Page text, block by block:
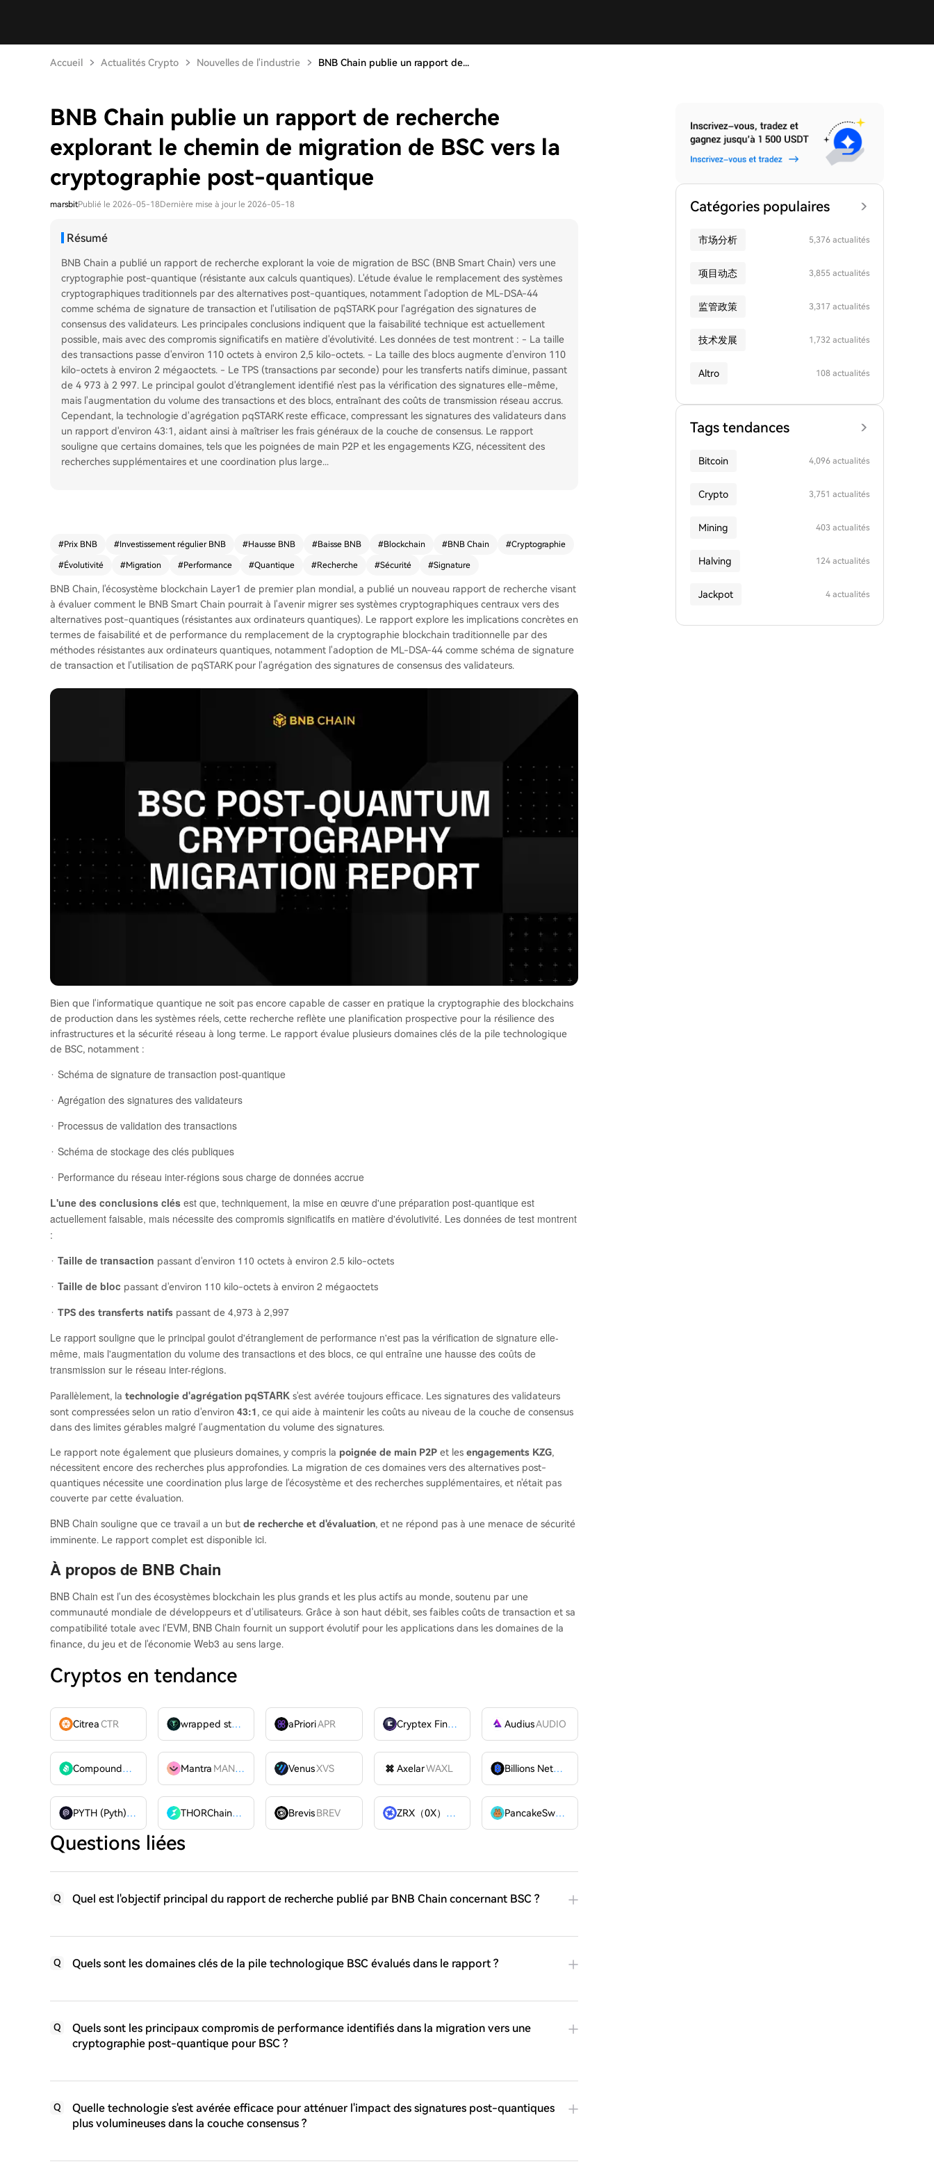
Accueil Actualités Crypto Nouvelles de l'industrie BNB Chain publie un rapport de...
BNB Chain publie un rapport de recherche
explorant le chemin de migration de BSC vers la
cryptographie post-quantique
marsbitPublié le 2026-05-18Dernière mise à jour le 2026-05-18
Résumé
BNB Chain a publié un rapport de recherche explorant la voie de migration de BSC (BNB Smart Chain) vers une
cryptographie post-quantique (résistante aux calculs quantiques). L'étude évalue le remplacement des systèmes
cryptographiques traditionnels par des alternatives post-quantiques, notamment l'adoption de ML-DSA-44
comme schéma de signature de transaction et l'utilisation de pqSTARK pour l'agrégation des signatures de
consensus des validateurs. Les principales conclusions indiquent que la faisabilité technique est actuellement
possible, mais avec des compromis significatifs en matière d'évolutivité. Les données de test montrent : - La taille
des transactions passe d'environ 110 octets à environ 2,5 kilo-octets. - La taille des blocs augmente d'environ 110
kilo-octets à environ 2 mégaoctets. - Le TPS (transactions par seconde) pour les transferts natifs diminue, passant
de 4 973 à 2 997. Le principal goulot d'étranglement identifié n'est pas la vérification des signatures elle-même,
mais l'augmentation du volume des transactions et des blocs, entraînant des coûts de transmission réseau accrus.
Cependant, la technologie d'agrégation pqSTARK reste efficace, compressant les signatures des validateurs dans
un rapport d'environ 43:1, aidant ainsi à maîtriser les frais généraux de la couche de consensus. Le rapport
souligne que certains domaines, tels que les poignées de main P2P et les engagements KZG, nécessitent des
recherches supplémentaires et une coordination plus large...
#Prix BNB #Investissement régulier BNB #Hausse BNB #Baisse BNB #Blockchain #BNB Chain #Cryptographie
#Évolutivité #Migration #Performance #Quantique #Recherche #Sécurité #Signature
BNB Chain, l'écosystème blockchain Layer1 de premier plan mondial, a publié un nouveau rapport de recherche visant
à évaluer comment le BNB Smart Chain pourrait à l'avenir migrer ses systèmes cryptographiques centraux vers des
alternatives post-quantiques (résistantes aux ordinateurs quantiques). Le rapport explore les implications concrètes en
termes de faisabilité et de performance du remplacement de la cryptographie blockchain traditionnelle par des
méthodes résistantes aux ordinateurs quantiques, notamment l'adoption de ML-DSA-44 comme schéma de signature
de transaction et l'utilisation de pqSTARK pour l'agrégation des signatures de consensus des validateurs.
Bien que l'informatique quantique ne soit pas encore capable de casser en pratique la cryptographie des blockchains
de production dans les systèmes réels, cette recherche reflète une planification prospective pour la résilience des
infrastructures et la sécurité réseau à long terme. Le rapport évalue plusieurs domaines clés de la pile technologique
de BSC, notamment :
· Schéma de signature de transaction post-quantique
· Agrégation des signatures des validateurs
· Processus de validation des transactions
· Schéma de stockage des clés publiques
· Performance du réseau inter-régions sous charge de données accrue
L'une des conclusions clés est que, techniquement, la mise en œuvre d'une préparation post-quantique est
actuellement faisable, mais nécessite des compromis significatifs en matière d'évolutivité. Les données de test montrent
:
· Taille de transaction passant d'environ 110 octets à environ 2.5 kilo-octets
· Taille de bloc passant d'environ 110 kilo-octets à environ 2 mégaoctets
· TPS des transferts natifs passant de 4,973 à 2,997
Le rapport souligne que le principal goulot d'étranglement de performance n'est pas la vérification de signature elle-
même, mais l'augmentation du volume des transactions et des blocs, ce qui entraîne une hausse des coûts de
transmission sur le réseau inter-régions.
Parallèlement, la technologie d'agrégation pqSTARK s'est avérée toujours efficace. Les signatures des validateurs
sont compressées selon un ratio d'environ 43:1, ce qui aide à maintenir les coûts au niveau de la couche de consensus
dans des limites gérables malgré l'augmentation du volume des signatures.
Le rapport note également que plusieurs domaines, y compris la poignée de main P2P et les engagements KZG,
nécessitent encore des recherches plus approfondies. La migration de ces domaines vers des alternatives post-
quantiques nécessite une coordination plus large de l'écosystème et des recherches supplémentaires, et n'était pas
couverte par cette évaluation.
BNB Chain souligne que ce travail a un but de recherche et d'évaluation, et ne répond pas à une menace de sécurité
imminente. Le rapport complet est disponible ici.
À propos de BNB Chain
BNB Chain est l'un des écosystèmes blockchain les plus grands et les plus actifs au monde, soutenu par une
communauté mondiale de développeurs et d'utilisateurs. Grâce à son haut débit, ses faibles coûts de transaction et sa
compatibilité totale avec l'EVM, BNB Chain fournit un support évolutif pour les applications dans les domaines de la
finance, du jeu et de l'économie Web3 au sens large.
Cryptos en tendance
CitreaCTR wrapped stUSDT WSTUSDTaPrioriAPR Cryptex Finance AudiusAUDIO
Compound
COMP Mantra MANTRA VenusXVS AxelarWAXL Billions Network
PYTH (Pyth)
PYTH THORChain
RUNE BrevisBREV ZRX（0X）
ZRX PancakeSwap
Questions liées
Q Quel est l'objectif principal du rapport de recherche publié par BNB Chain concernant BSC ?
Q Quels sont les domaines clés de la pile technologique BSC évalués dans le rapport ?
Q
Quels sont les principaux compromis de performance identifiés dans la migration vers une
cryptographie post-quantique pour BSC ?
Q
Quelle technologie s'est avérée efficace pour atténuer l'impact des signatures post-quantiques
plus volumineuses dans la couche consensus ?
Catégories populaires
市场分析 5,376 actualités
项目动态 3,855 actualités
监管政策 3,317 actualités
技术发展 1,732 actualités
Altro 108 actualités
Tags tendances
Bitcoin 4,096 actualités
Crypto 3,751 actualités
Mining 403 actualités
Halving 124 actualités
Jackpot 4 actualités